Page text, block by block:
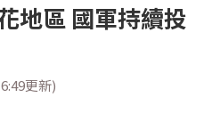
地區 國軍持續投
更新)